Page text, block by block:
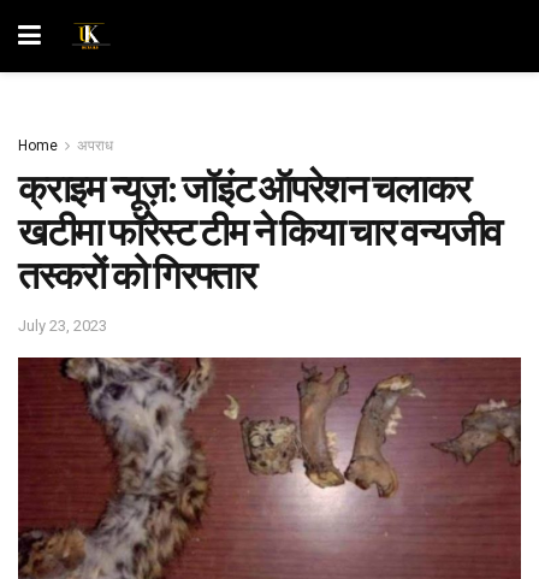
Home अपराध
क्राइम न्यूज़: जॉइंट ऑपरेशन चलाकर
खटीमा फॉरेस्ट टीम ने ‍किया चार वन्यजीव
तस्करों को गिरफ्तार
July 23, 2023